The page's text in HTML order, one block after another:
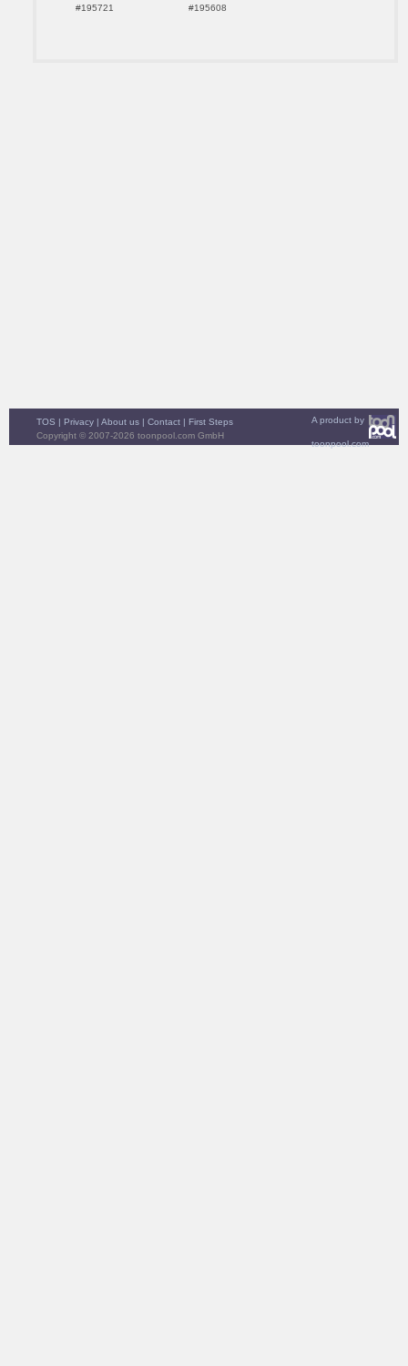
#195721
#195608
A product by
toonpool.com
TOS | Privacy | About us | Contact | First Steps
Copyright © 2007-2026 toonpool.com GmbH